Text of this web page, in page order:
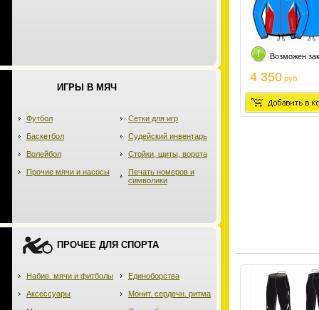
ИГРЫ В МЯЧ
Футбол
Баскетбол
Волейбол
Прочие мячи и насосы
Сетки для игр
Судейский инвентарь
Стойки, щиты, ворота
Печать номеров и
символики
ПРОЧЕЕ ДЛЯ СПОРТА
Набив. мячи и фитболы
Аксессуары
Единоборства
Монит. сердечн. ритма
Возможен
4 350 руб.